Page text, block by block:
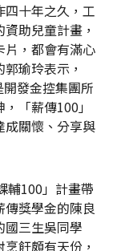
十年之久，工
助兒童計畫，
片，都會有滿心
瑜玲表示，
開發金控集團所
「薪傳100」
成關懷、分享與
輔100」計畫帶
獎學金的陳良
國三生吳同學
飪頗有天份，